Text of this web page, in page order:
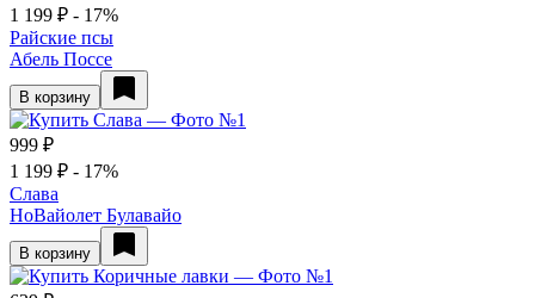
1 199 ₽ - 17%
Райские псы
Абель Поссе
В корзину
999 ₽
1 199 ₽ - 17%
Слава
НоВайолет Булавайо
В корзину